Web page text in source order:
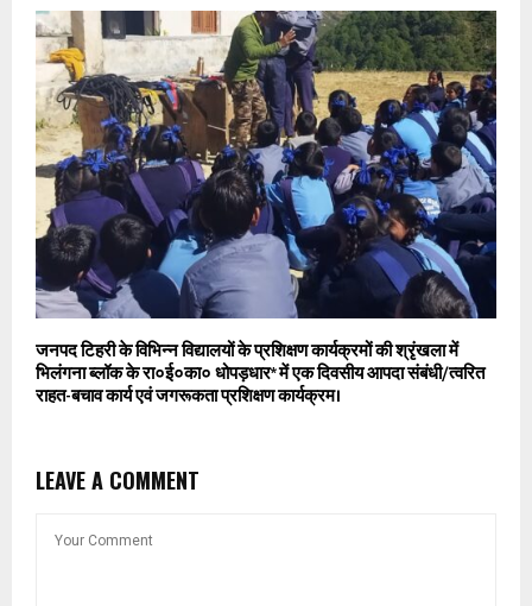
जनपद टिहरी के विभिन्न विद्यालयों के प्रशिक्षण कार्यक्रमों की श्रृंखला में
भिलंगना ब्लॉक के रा०ई०का० धोपड़धार* में एक दिवसीय आपदा संबंधी/त्वरित
राहत-बचाव कार्य एवं जगरूकता प्रशिक्षण कार्यक्रम।
LEAVE A COMMENT